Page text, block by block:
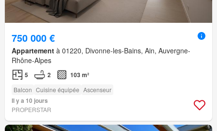
750 000 €
Appartement à 01220, Divonne-les-Bains, Ain, Auvergne-
Rhône-Alpes
5 2 103 m²
Balcon Cuisine équipée Ascenseur
Il y a 10 jours
PROPERSTAR